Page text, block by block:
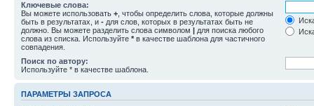
Ключевые слова:
Вы можете использовать + , чтобы определить слова, которые должны
быть в результатах, и - для слов, которых в результатах быть не
должно. Вы можете разделить слова символом | для поиска любого
слова из списка. Используйте * в качестве шаблона для частичного
совпадения.
Поиск по автору:
Используйте * в качестве шаблона.
ПАРАМЕТРЫ ЗАПРОСА